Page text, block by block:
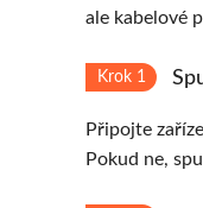
ale kabelové
Krok 1
Připojte
Pokud ne,